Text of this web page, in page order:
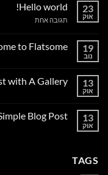
23
אוק
Hello world!
תגובה אחתעל
19
נוב
to Flatsome
Welcome
13
אוק
with A Gallery
Just
13
אוק
Blog Post
TAGS